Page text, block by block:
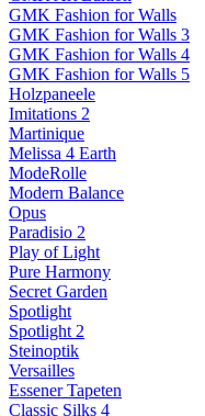
GMK Fashion for Walls
GMK Fashion for Walls 3
GMK Fashion for Walls 4
GMK Fashion for Walls 5
Holzpaneele
Imitations 2
Martinique
Melissa 4 Earth
ModeRolle
Modern Balance
Opus
Paradisio 2
Play of Light
Pure Harmony
Secret Garden
Spotlight
Spotlight 2
Steinoptik
Versailles
Essener Tapeten
Classic Silks 4